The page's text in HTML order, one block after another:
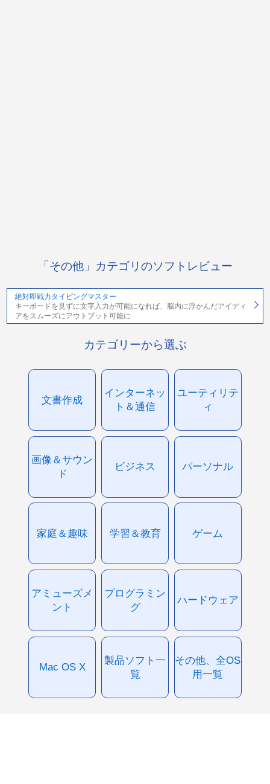
「その他」カテゴリのソフトレビュー
絶対即戦力タイピングマスター
キーボードを見ずに文字入力が可能になれば、脳内に浮かんだアイディ
アをスムーズにアウトプット可能に
カテゴリーから選ぶ
文書作成
インターネッ
ト＆通信
ユーティリテ
ィ
画像＆サウン
ド
ビジネス パーソナル
家庭＆趣味 学習＆教育 ゲーム
アミューズメ
ント
プログラミン
グ
ハードウェア
Mac OS X
製品ソフト一
覧
その他、全OS
用一覧